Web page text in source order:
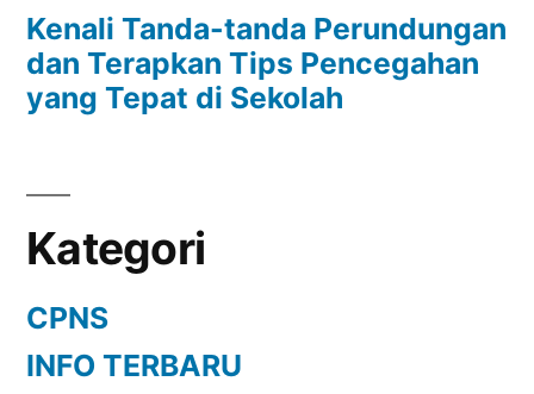
Kenali Tanda-tanda Perundungan
dan Terapkan Tips Pencegahan
yang Tepat di Sekolah
Kategori
CPNS
INFO TERBARU